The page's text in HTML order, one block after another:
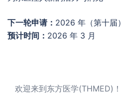
下一轮申请： 2026 年（第十届）
预计时间： 2026 年 3 月
欢迎来到东方医学(THMED)！